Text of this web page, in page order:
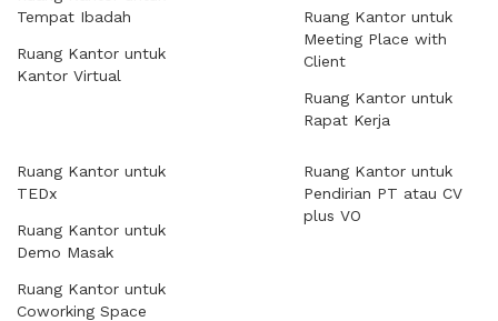
Tempat Ibadah
Ruang Kantor untuk
Kantor Virtual
Ruang Kantor untuk
Meeting Place with
Client
Ruang Kantor untuk
Rapat Kerja
Ruang Kantor untuk
TEDx
Ruang Kantor untuk
Demo Masak
Ruang Kantor untuk
Coworking Space
Ruang Kantor untuk
Pendirian PT atau CV
plus VO